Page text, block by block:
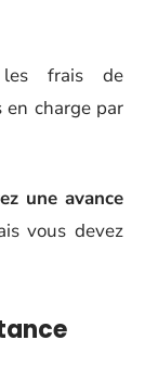
les frais de
charge par
une avance
vous devez